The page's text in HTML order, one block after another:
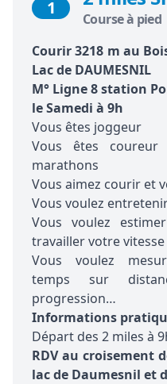
1
Course à pied
Courir 3218 m au
Lac de DAUMESNIL
M° Ligne 8 station
le Samedi à 9h
Vous êtes joggeur
Vous êtes
marathons
Vous aimez courir et
Vous voulez
Vous voulez
travailler votre vitesse
Vous voulez
temps sur
progression…
Informations
Départ des 2 miles à
RDV au croisement
lac de Daumesnil et